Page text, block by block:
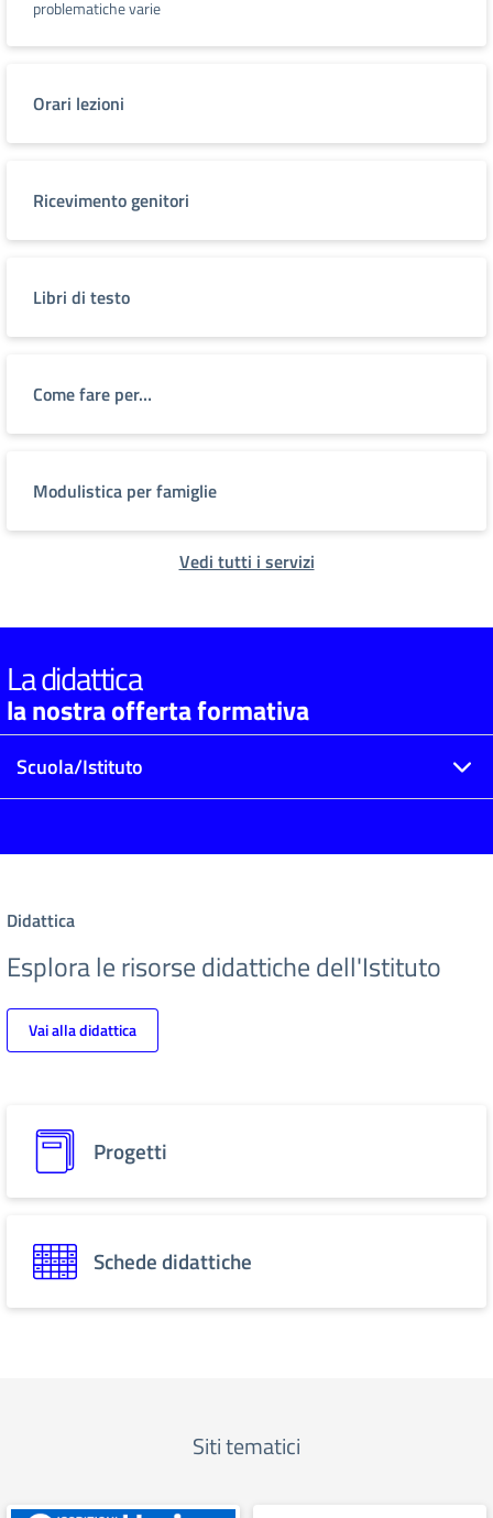
problematiche varie
Orari lezioni
Ricevimento genitori
Libri di testo
Come fare per…
Modulistica per famiglie
Vedi tutti i servizi
La didattica
la nostra offerta formativa
Scuola/Istituto
Didattica
Esplora le risorse didattiche dell'Istituto
Vai alla didattica
Progetti
Schede didattiche
Siti tematici